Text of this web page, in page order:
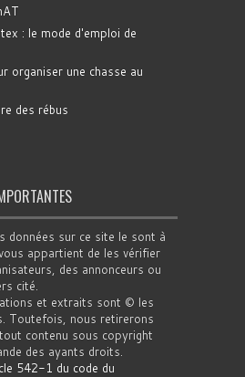
: le mode d'emploi de
organiser une chasse au
des rébus
données sur ce site le sont à
appartient de les vérifier
des annonceurs ou
cité.
et extraits sont © les
Toutefois, nous retirerons
contenu sous copyright
des ayants droits.
542-1 du code du